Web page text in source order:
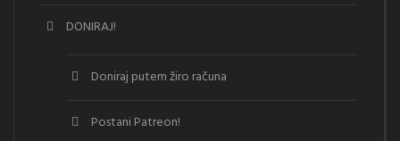
DONIRAJ!
Doniraj putem žiro računa
Postani Patreon!